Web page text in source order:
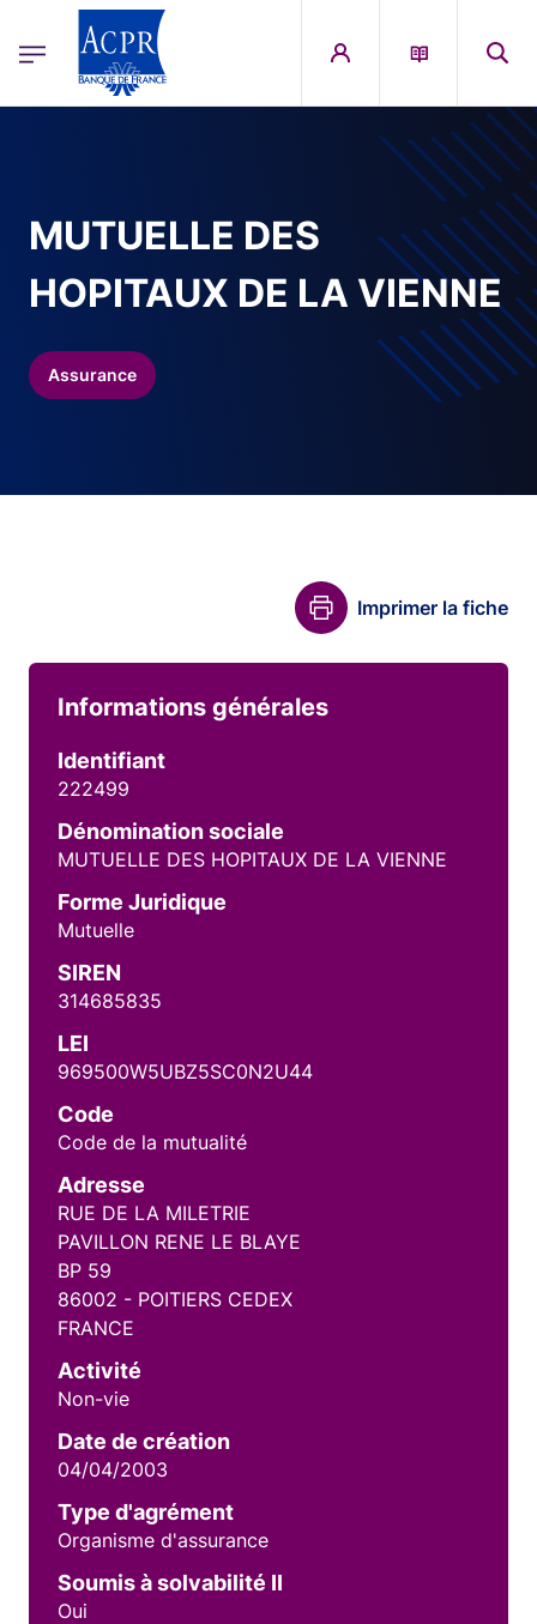
ACPR Menu Principal (French)
MUTUELLE DES
HOPITAUX DE LA VIENNE
Assurance
Imprimer la fiche
Informations générales
Identifiant
222499
Dénomination sociale
MUTUELLE DES HOPITAUX DE LA VIENNE
Forme Juridique
Mutuelle
SIREN
314685835
LEI
969500W5UBZ5SC0N2U44
Code
Code de la mutualité
Adresse
RUE DE LA MILETRIE
PAVILLON RENE LE BLAYE
BP 59
86002 - POITIERS CEDEX
FRANCE
Activité
Non-vie
Date de création
04/04/2003
Type d'agrément
Organisme d'assurance
Soumis à solvabilité II
Oui